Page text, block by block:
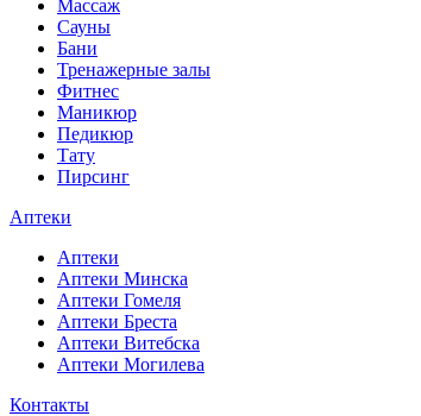
Массаж
Сауны
Бани
Тренажерные залы
Фитнес
Маникюр
Педикюр
Тату
Пирсинг
Аптеки
Аптеки
Аптеки Минска
Аптеки Гомеля
Аптеки Бреста
Аптеки Витебска
Аптеки Могилева
Контакты